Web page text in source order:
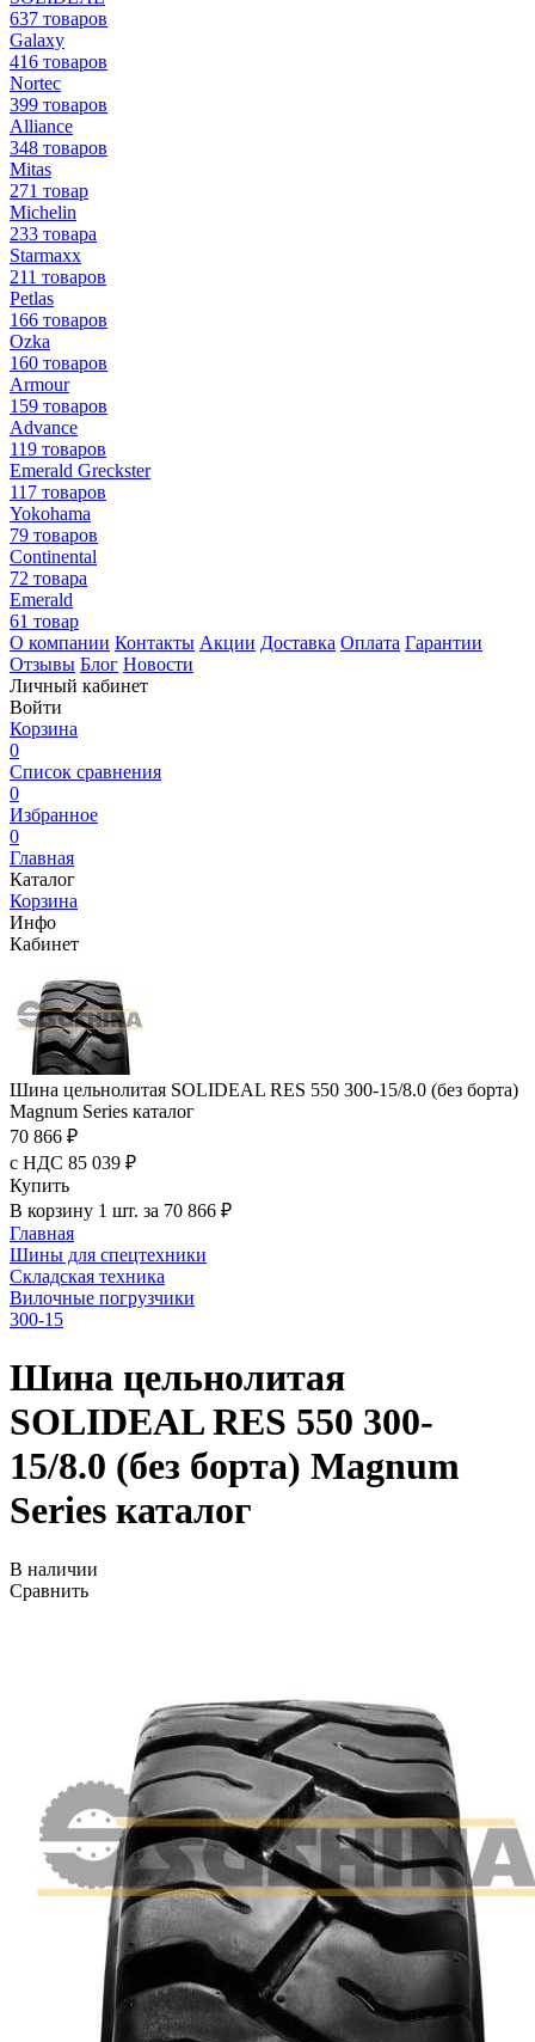
637 товаров
Galaxy
416 товаров
Nortec
399 товаров
Alliance
348 товаров
Mitas
271 товар
Michelin
233 товара
Starmaxx
211 товаров
Petlas
166 товаров
Ozka
160 товаров
Armour
159 товаров
Advance
119 товаров
Emerald Greckster
117 товаров
Yokohama
79 товаров
Continental
72 товара
Emerald
61 товар
О компании Контакты Акции Доставка Оплата Гарантии
Отзывы Блог Новости
Личный кабинет
Войти
Корзина
0
Список сравнения
0
Избранное
0
Главная
Каталог
Корзина
Инфо
Кабинет
Шина цельнолитая SOLIDEAL RES 550 300-15/8.0 (без борта)
Magnum Series каталог
70 866 ₽
с НДС 85 039 ₽
Купить
В корзину 1 шт. за 70 866 ₽
Главная
Шины для спецтехники
Складская техника
Вилочные погрузчики
300-15
Шина цельнолитая
SOLIDEAL RES 550 300-
15/8.0 (без борта) Magnum
Series каталог
В наличии
Сравнить